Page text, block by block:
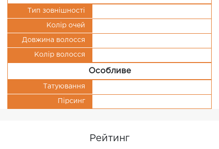
Тип зовнішності
Колір очей
Довжина волосся
Колір волосся
Особливе
Татуювання
Пірсинг
Рейтинг